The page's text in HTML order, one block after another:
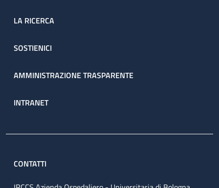
LA RICERCA
SOSTIENICI
AMMINISTRAZIONE TRASPARENTE
INTRANET
CONTATTI